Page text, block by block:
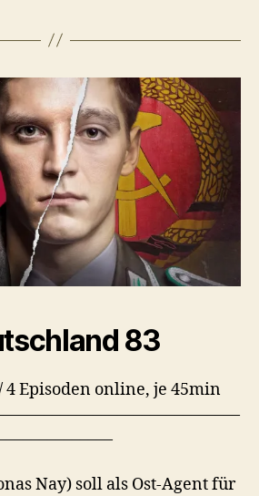
83
Episoden online, je 45min
Nay) soll als Ost-Agent für